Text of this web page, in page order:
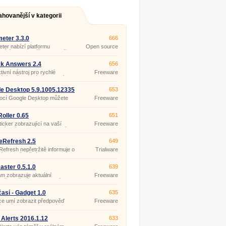
v kategorii
3.3.0
nabízí platformu
zobrazit přímo na ploše
systémových prostředků
údaje z vašich online
zdrojů (předpovědi počasí,
666
Open source
Answers 2.4
nástroj pro rychlé
a přehledné zobrazení
656
Freeware
Desktop 5.9.1005.12335
Google Desktop můžete
vyhledávat různé informace
elektronické pošty
Outlook 2000+, Outlook
5+, Netscape Mail 7.
653
Freeware
0.65
zobrazující na vaší
ploše novinky z vybraných
651
Freeware
2.5
nepřetržitě informuje o
uveřejněných na
jejich opakovaných
649
Trialware
0.5.1.0
zobrazuje aktuální
počasí pro libovolné
panelu Windows.
639
Freeware
- Gadget 1.0
umí zobrazit předpověď
na tři dny (v nastavení si
než 300 měst ČR.
635
Freeware
Alerts 2016.1.12
633